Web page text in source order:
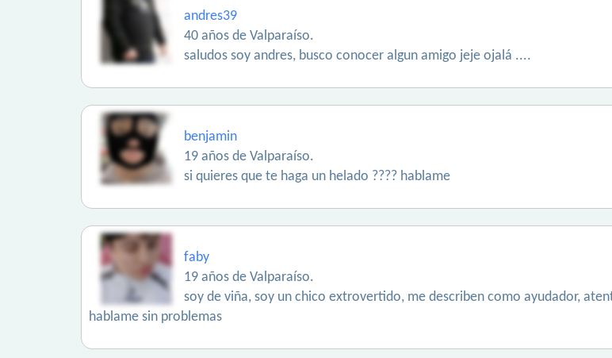
andres39
40 años de Valparaíso.
saludos soy andres, busco conocer algun amigo jeje ojalá ....
benjamin
19 años de Valparaíso.
si quieres que te haga un helado ???? hablame
faby
19 años de Valparaíso.
soy de viña, soy un chico extrovertido, me describen como ayudador,
hablame sin problemas